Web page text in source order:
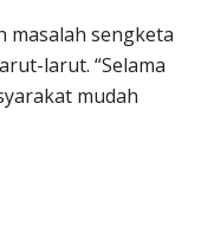
masalah sengketa
larut. “Selama
mudah